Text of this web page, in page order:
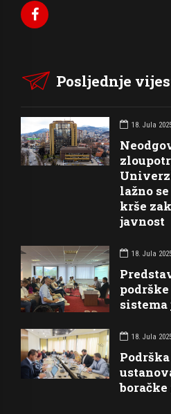
Posljednje
18. Jula
lažno
krše
javnost
18. Jula
sistema
18. Jula